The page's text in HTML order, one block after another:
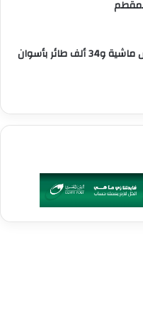
تحصين 23 ألف رأس ماشية و34 ألف طائر بأسوان